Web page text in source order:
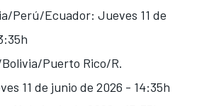
Perú/Ecuador: Jueves 11 de
Puerto Rico/R.
11 de junio de 2026 - 14:35h